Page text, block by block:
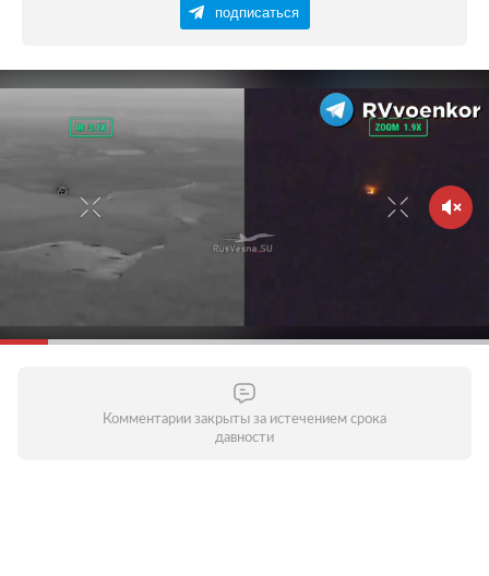
подписаться
Комментарии закрыты за истечением срока
давности